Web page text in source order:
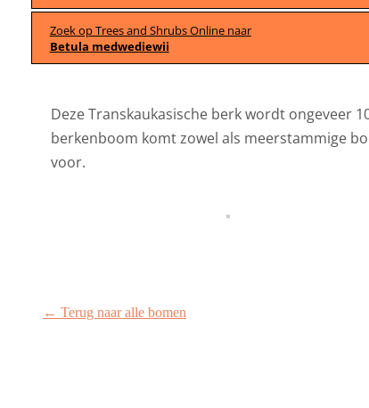
Zoek op Trees and Shrubs Online naar
Betula medwediewii
Deze Transkaukasische berk wordt ongeveer
berkenboom komt zowel als meerstammige
voor.
← Terug naar alle bomen